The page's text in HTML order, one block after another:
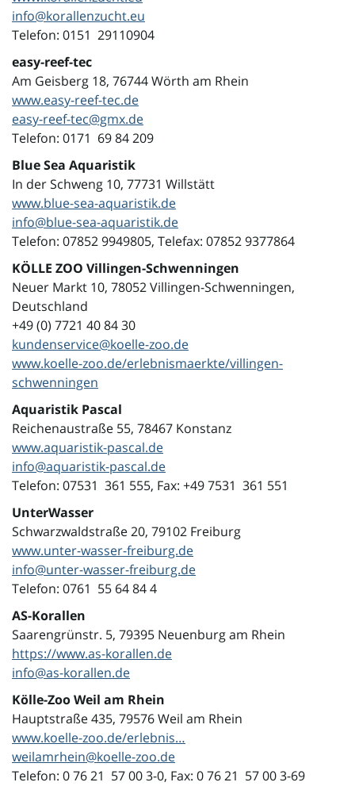
info@korallenzucht.eu
Telefon: 0151 29110904
easy-reef-tec
Am Geisberg 18, 76744 Wörth am Rhein
www.easy-reef-tec.de
easy-reef-tec@gmx.de
Telefon: 0171 69 84 209
Blue Sea Aquaristik
In der Schweng 10, 77731 Willstätt
www.blue-sea-aquaristik.de
info@blue-sea-aquaristik.de
Telefon: 07852 9949805, Telefax: 07852 9377864
KÖLLE ZOO Villingen-Schwenningen
Neuer Markt 10, 78052 Villingen-Schwenningen,
Deutschland
+49 (0) 7721 40 84 30
kundenservice@koelle-zoo.de
www.koelle-zoo.de/erlebnismaerkte/villingen-
schwenningen
Aquaristik Pascal
Reichenaustraße 55, 78467 Konstanz
www.aquaristik-pascal.de
info@aquaristik-pascal.de
Telefon: 07531 361 555, Fax: +49 7531 361 551
UnterWasser
Schwarzwaldstraße 20, 79102 Freiburg
www.unter-wasser-freiburg.de
info@unter-wasser-freiburg.de
Telefon: 0761 55 64 84 4
AS-Korallen
Saarengrünstr. 5, 79395 Neuenburg am Rhein
https://www.as-korallen.de
info@as-korallen.de
Kölle-Zoo Weil am Rhein
Hauptstraße 435, 79576 Weil am Rhein
www.koelle-zoo.de/erlebnis…
weilamrhein@koelle-zoo.de
Telefon: 0 76 21 57 00 3-0, Fax: 0 76 21 57 00 3-69